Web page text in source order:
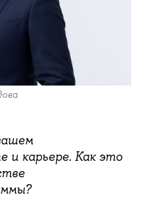
и карьере. Как это